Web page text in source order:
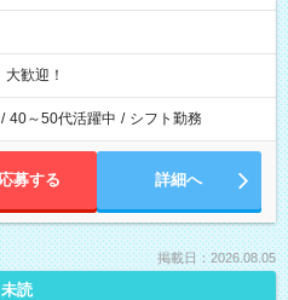
歓迎！
/ 40～50代活躍中 / シフト勤務
応募する 詳細へ
掲載日：2026.08.05
未読